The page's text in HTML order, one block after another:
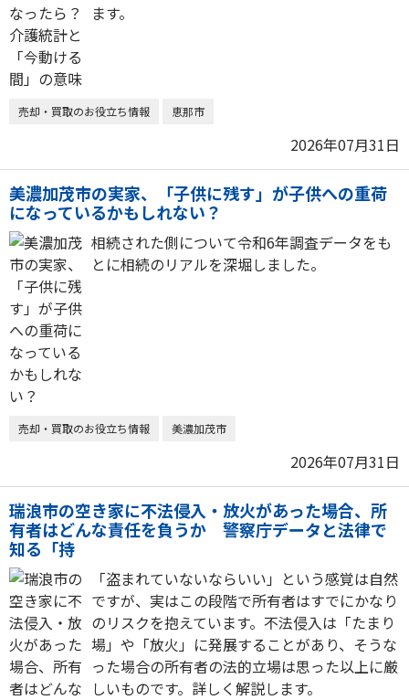
ます。
売却・買取のお役立ち情報 恵那市
2026年07月31日
美濃加茂市の実家、「子供に残す」が子供への重荷
になっているかもしれない？
相続された側について令和6年調査データをも
とに相続のリアルを深堀しました。
売却・買取のお役立ち情報 美濃加茂市
2026年07月31日
瑞浪市の空き家に不法侵入・放火があった場合、所
有者はどんな責任を負うか 警察庁データと法律で
知る「持
「盗まれていないならいい」という感覚は自然
ですが、実はこの段階で所有者はすでにかなり
のリスクを抱えています。不法侵入は「たまり
場」や「放火」に発展することがあり、そうな
った場合の所有者の法的立場は思った以上に厳
しいものです。詳しく解説します。